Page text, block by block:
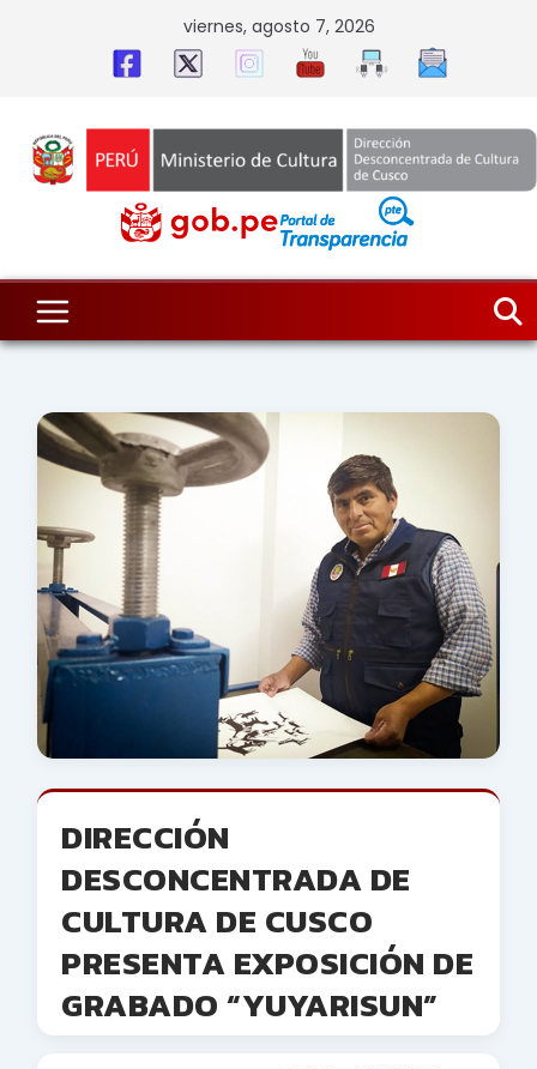
viernes, agosto 7, 2026
DIRECCIÓN
DESCONCENTRADA DE
CULTURA DE CUSCO
PRESENTA EXPOSICIÓN DE
GRABADO “YUYARISUN”